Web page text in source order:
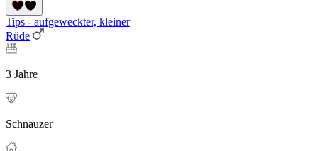
Tips - aufgeweckter, kleiner
Rüde
3 Jahre
Schnauzer